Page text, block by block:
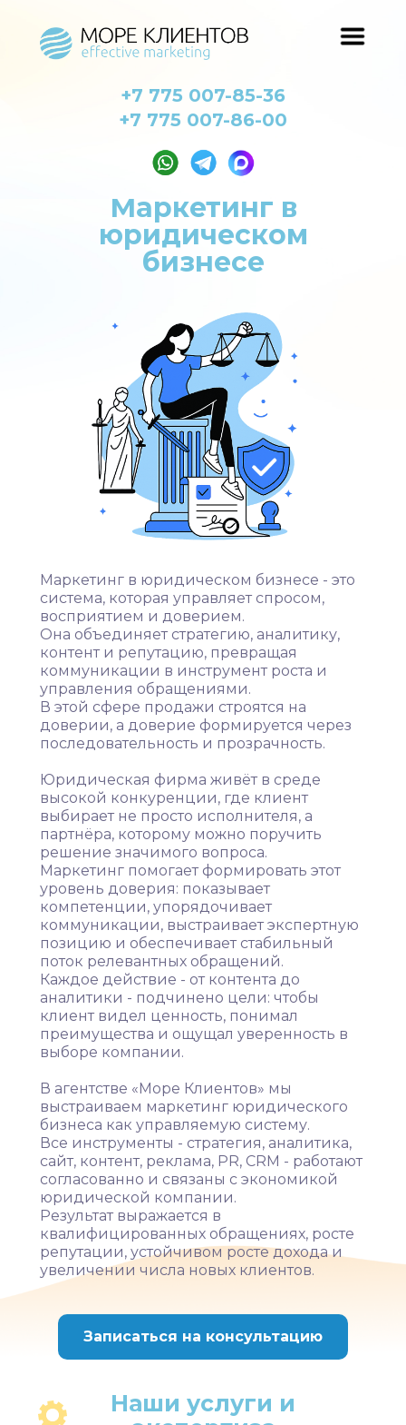
+7 775 007-85-36
+7 775 007-86-00
Маркетинг в
юридическом
бизнесе
Маркетинг в юридическом бизнесе - это
система, которая управляет спросом,
восприятием и доверием.
Она объединяет стратегию, аналитику,
контент и репутацию, превращая
коммуникации в инструмент роста и
управления обращениями.
В этой сфере продажи строятся на
доверии, а доверие формируется через
последовательность и прозрачность.
Юридическая фирма живёт в среде
высокой конкуренции, где клиент
выбирает не просто исполнителя, а
партнёра, которому можно поручить
решение значимого вопроса.
Маркетинг помогает формировать этот
уровень доверия: показывает
компетенции, упорядочивает
коммуникации, выстраивает экспертную
позицию и обеспечивает стабильный
поток релевантных обращений.
Каждое действие - от контента до
аналитики - подчинено цели: чтобы
клиент видел ценность, понимал
преимущества и ощущал уверенность в
выборе компании.
В агентстве «Море Клиентов» мы
выстраиваем маркетинг юридического
бизнеса как управляемую систему.
Все инструменты - стратегия, аналитика,
сайт, контент, реклама, PR, CRM - работают
согласованно и связаны с экономикой
юридической компании.
Результат выражается в
квалифицированных обращениях, росте
репутации, устойчивом росте дохода и
увеличении числа новых клиентов.
Записаться на консультацию
Наши услуги и